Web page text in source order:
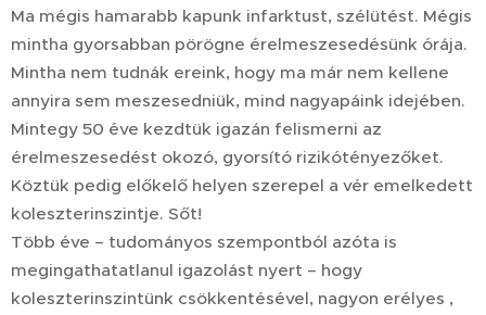
Ma mégis hamarabb kapunk infarktust, szélütést. Mégis
mintha gyorsabban pörögne érelmeszesedésünk órája.
Mintha nem tudnák ereink, hogy ma már nem kellene
annyira sem meszesedniük, mind nagyapáink idejében.
Mintegy 50 éve kezdtük igazán felismerni az
érelmeszesedést okozó, gyorsító rizikótényezőket.
Köztük pedig előkelő helyen szerepel a vér emelkedett
koleszterinszintje. Sőt!
Több éve – tudományos szempontból azóta is
megingathatatlanul igazolást nyert – hogy
koleszterinszintünk csökkentésével, nagyon erélyes ,